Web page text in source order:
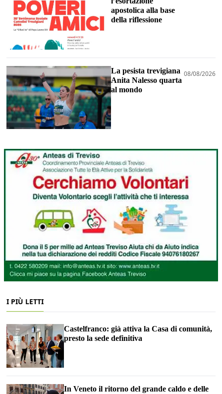
apostolica alla base
della riflessione
La pesista trevigiana
Anita Nalesso quarta
al mondo
08/08/2026
I PIÙ LETTI
Castelfranco: già attiva la Casa di comunità,
presto la sede definitiva
In Veneto il ritorno del grande caldo e delle